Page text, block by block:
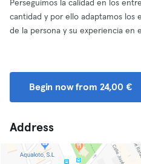
Perseguimos la calidad en los
cantidad y por ello adaptamos los
de la persona y su experiencia en
Begin now from 24,00 €
Address